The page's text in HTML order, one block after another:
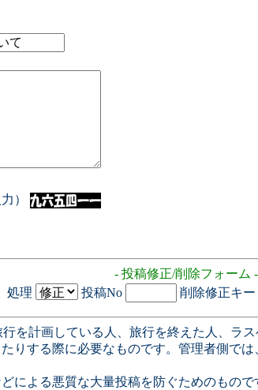
）
- 投稿修正/削除フォーム -
処理
投稿No 削除修正キー
を計画している人、旅行を終えた人、ラ
りする際に必要なものです。管理者側で
による悪質な大量投稿を防ぐためのもので